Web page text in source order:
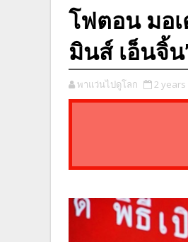
โฟตอน มอ
มินส์ เอ็นจิ้น
พาแว่นไปดูโลก 2 years